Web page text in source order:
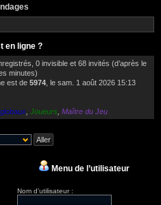
en ligne ?
0 invisible et 68 invités (d’après le
minutes)
est de 5974 , le sam. 1 août 2026 15:13
Joueurs Maître du Jeu
Menu de l’utilisateur
Nom d’utilisateur :